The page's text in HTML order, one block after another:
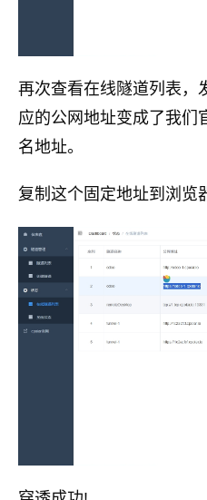
再次查看在线隧道列表，
应的公网地址变成了我们
名地址。
复制这个固定地址到浏览